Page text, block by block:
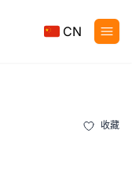
CN
收藏